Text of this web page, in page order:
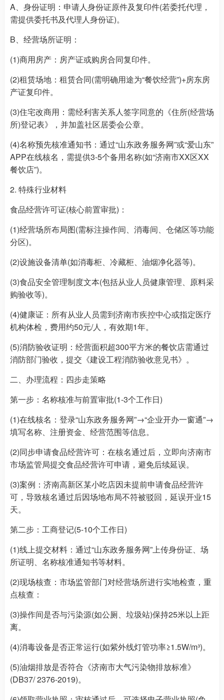
A、身份证明：申请人身份证原件及复印件(若委托代理，
需提供委托书及代理人身份证)。
B、经营场所证明：
(1)商用房产：房产证或购房合同复印件。
(2)租赁场地：租赁合同(需明确用途为“餐饮经营”)+房东房
产证复印件。
(3)住宅改商用：需经利害关系人签字同意的《住所(经营场
所)登记表》，并加盖社区居委会公章。
(4)名称预先核准通知书：通过“山东政务服务网”或“爱山东”
APP在线核名，需提供3-5个备用名称(如“济南市XX区XX
餐饮店”)。
2. 特殊行业材料
食品经营许可证(核心前置审批)：
(1)经营场所布局图(需标注操作间、消毒间、仓储区等功能
分区)。
(2)设施设备清单(如消毒柜、冷藏柜、油烟净化器等)。
(3)食品安全管理制度文本(包括从业人员健康管理、原料采
购验收等)。
(4)健康证：所有从业人员需到济南市疾控中心或指定医疗
机构体检，费用约50元/人，有效期1年。
(5)消防验收证明：经营面积超300平方米的餐饮店需通过
消防部门验收，提交《建设工程消防验收意见书》。
二、办理流程：四步走策略
第一步：名称核准与前置审批(1-3个工作日)
(1)在线核名：登录“山东政务服务网”→“企业开办一窗通”→
填写名称、注册资金、经营范围等信息。
(2)同步申请食品经营许可：在核名通过后，立即向济南市
市场监管局提交食品经营许可申请，避免后续延误。
(3)案例：济南高新区某小吃店因未提前申请食品经营许
可，导致核名通过后因场地布局不符被驳回，延误开业15
天。
第二步：工商登记(5-10个工作日)
(1)线上提交材料：通过“山东政务服务网”上传身份证、场
所证明、名称核准通知书等材料。
(2)现场核查：市场监管部门对经营场所进行实地检查，重
点核查：
(3)操作间是否与污染源(如公厕、垃圾站)保持25米以上距
离。
(4)消毒设备是否正常运行(如紫外线灯管功率≥1.5W/m³)。
(5)油烟排放是否符合《济南市大气污染物排放标准》
(DB37/ 2376-2019)。